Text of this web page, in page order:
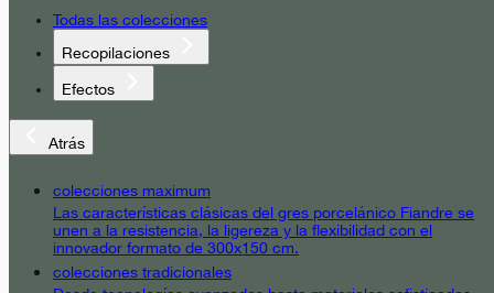
Todas las colecciones
Recopilaciones
Efectos
Atrás
colecciones maximum
Las características clásicas del gres porcelánico Fiandre se
unen a la resistencia, la ligereza y la flexibilidad con el
innovador formato de 300x150 cm.
colecciones tradicionales